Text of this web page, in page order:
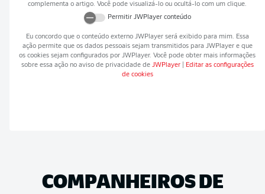
complementa o artigo. Você pode visualizá-lo ou ocultá-lo com um clique.
Permitir JWPlayerconteúdo
Eu concordo que o conteúdo externo JWPlayerserá exibido para mim. Essa
ação permite que os dados pessoais sejam transmitidos para JWPlayere que
os cookies sejam configurados por JWPlayer. Você pode obter mais informações
sobre essa ação no aviso de privacidade de JWPlayer
Editar as configurações
de cookies
COMPANHEIROS DE